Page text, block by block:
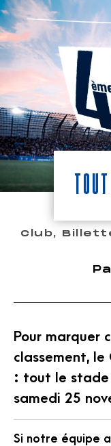
Club,
Pour marquer
classement, le
: tout le stade
samedi 25
Si notre équipe